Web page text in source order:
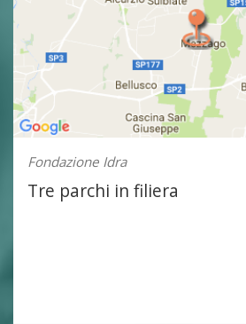
Fondazione Idra
Tre parchi in filiera